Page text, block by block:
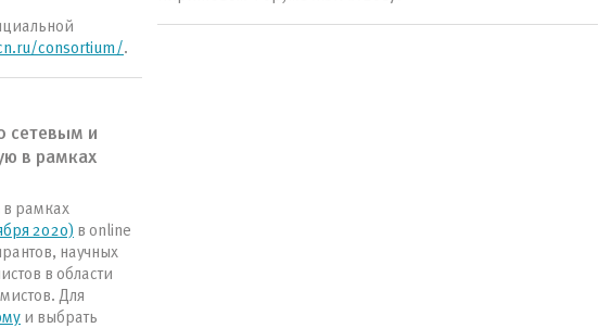
consortium/ .
сетевым и
в рамках
в рамках
2020) в online
научных
в области
Для
и выбрать